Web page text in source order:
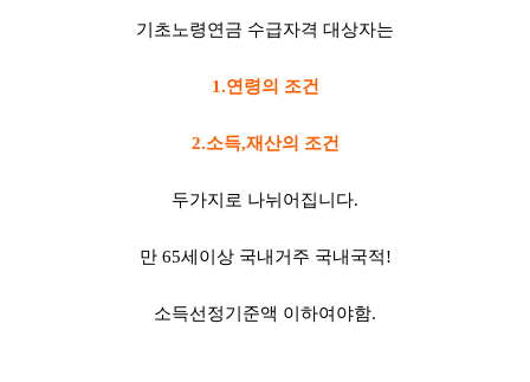
기초노령연금 수급자격 대상자는
1.연령의 조건
2.소득,재산의 조건
두가지로 나뉘어집니다.
만 65세이상 국내거주 국내국적!
소득선정기준액 이하여야함.